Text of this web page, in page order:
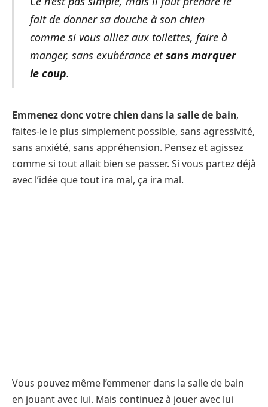
fait de donner sa douche à son chien
comme si vous alliez aux toilettes, faire à
manger, sans exubérance etsans marquer
le coup.
Emmenez donc votre chien dans la salle de bain,
faites-le le plus simplement possible, sans agressivité,
sans anxiété, sans appréhension. Pensez et agissez
comme si tout allait bien se passer. Si vous partez déjà
avec l’idée que tout ira mal, ça ira mal.
Vous pouvez même l’emmener dans la salle de bain
en jouant avec lui. Mais continuez à jouer avec lui